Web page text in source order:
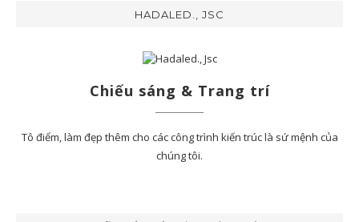
HADALED., JSC
Chiếu sáng & Trang trí
Tô điểm, làm đẹp thêm cho các công trình kiến trúc là sứ mệnh của
chúng tôi.